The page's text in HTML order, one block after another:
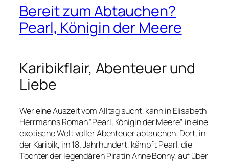
Bereit zum Abtauchen?
Pearl, Königin der Meere
Karibikflair, Abenteuer und
Liebe
Wer eine Auszeit vom Alltag sucht, kann in Elisabeth
Herrmanns Roman “Pearl, Königin der Meere” in eine
exotische Welt voller Abenteuer abtauchen. Dort, in
der Karibik, im 18. Jahrhundert, kämpft Pearl, die
Tochter der legendären Piratin Anne Bonny, auf über